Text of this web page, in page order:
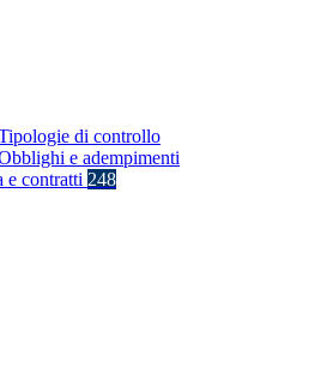
di controllo
e adempimenti
e contratti 248